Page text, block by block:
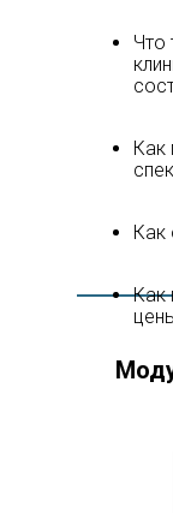
Что
Как
Как
Как